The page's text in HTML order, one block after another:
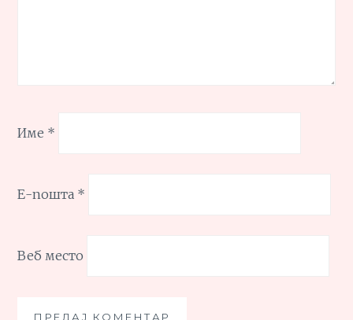
Име *
Е-пошта *
Веб место